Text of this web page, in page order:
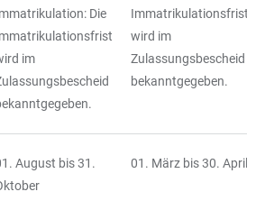
Die
im
Immatrikulationsfrist
wird im
Zulassungsbescheid
bekanntgegeben.
August bis 31.
01. März bis 30. April